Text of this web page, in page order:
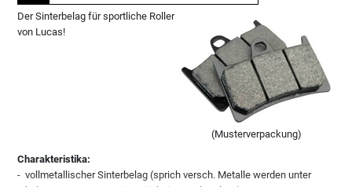
(Musterverpackung)
Der Sinterbelag für sportliche Roller
von Lucas!
Charakteristika:
- vollmetallischer Sinterbelag (sprich versch. Metalle werden unter